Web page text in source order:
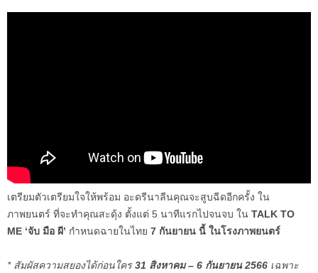
เตรียมตัวเตรียมใจให้พร้อม อะดรีนาลีนคุณจะสูบฉีดอีกครั้ง ใน
ภาพยนตร์ ที่จะทำคุณสะดุ้ง ตั้งแต่ 5 นาทีแรกไปจนจบ ใน TALK TO
ME ‘จับ มือ ผี’ กำหนดฉายในไทย 7 กันยายน นี้ ในโรงภาพยนตร์
* สัมผัสความสยองได้ก่อนใคร31 สิงหาคม – 6 กันยายน 2566 เฉพาะ